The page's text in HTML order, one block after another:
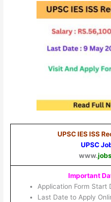
UPSC IES ISS
UPSC
www.
Important
Application Form Start
Last Date to Apply